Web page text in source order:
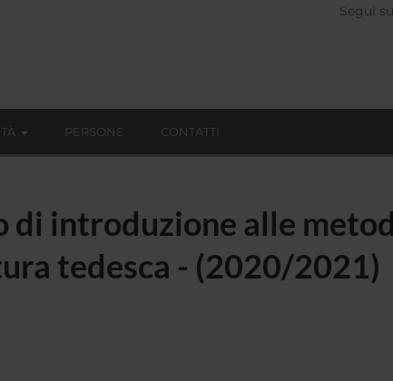
Segui su
PERSONE CONTATTI
introduzione alle
tedesca - (2020/2021)